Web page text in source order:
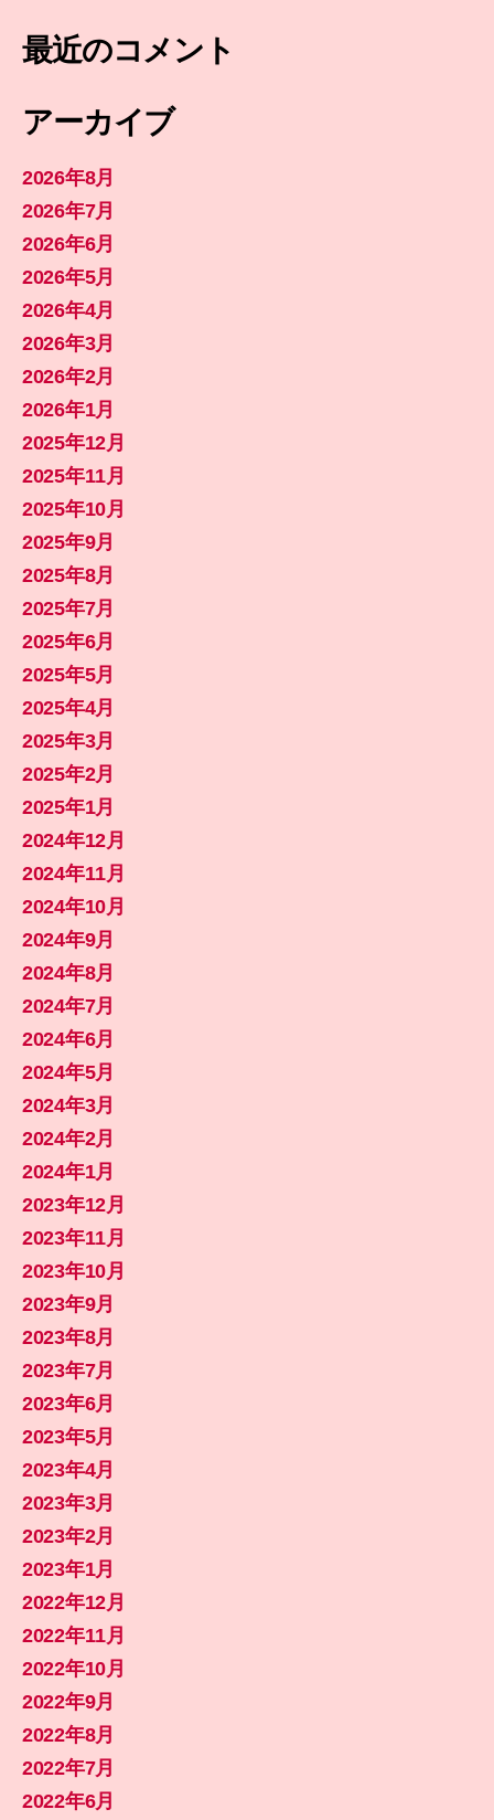
最近のコメント
アーカイブ
2026年8月
2026年7月
2026年6月
2026年5月
2026年4月
2026年3月
2026年2月
2026年1月
2025年12月
2025年11月
2025年10月
2025年9月
2025年8月
2025年7月
2025年6月
2025年5月
2025年4月
2025年3月
2025年2月
2025年1月
2024年12月
2024年11月
2024年10月
2024年9月
2024年8月
2024年7月
2024年6月
2024年5月
2024年3月
2024年2月
2024年1月
2023年12月
2023年11月
2023年10月
2023年9月
2023年8月
2023年7月
2023年6月
2023年5月
2023年4月
2023年3月
2023年2月
2023年1月
2022年12月
2022年11月
2022年10月
2022年9月
2022年8月
2022年7月
2022年6月